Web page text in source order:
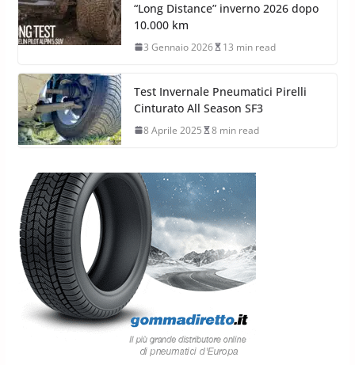
“Long Distance” inverno 2026 dopo
10.000 km
3 Gennaio 2026 13 min read
Test Invernale Pneumatici Pirelli
Cinturato All Season SF3
8 Aprile 2025 8 min read